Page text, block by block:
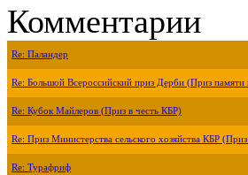
Комментарии
Re: Паландер
Re: Большой Всероссийский приз Дерби (Приз
Re: Кубок Майлеров (Приз в честь КБР)
Re: Приз Министерства сельского хозяйства КБР
Re: Турафриф